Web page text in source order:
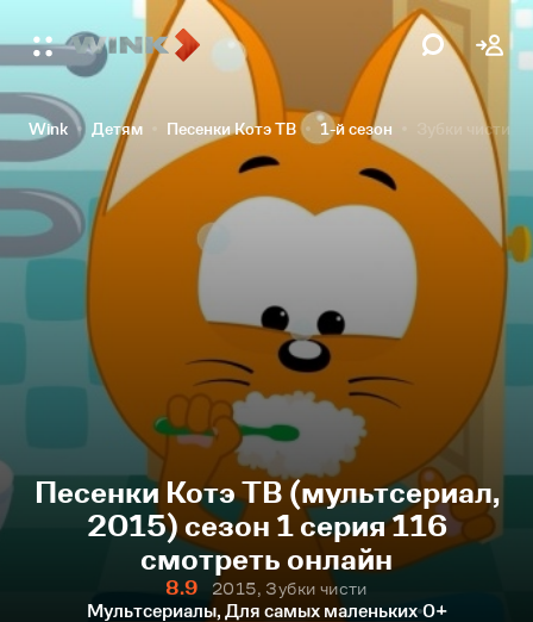
Wink Детям Песенки Котэ ТВ 1-й сезон Зубки чисти
Песенки Котэ ТВ (мультсериал,
2015) сезон 1 серия 116
смотреть онлайн
8.9
2015, Зубки чисти
Мультсериалы, Для самых маленьких 0+